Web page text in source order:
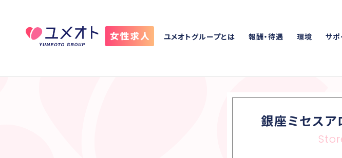
ユメオトグループとは 報酬・待遇 環境 サポ
銀座ミセスア